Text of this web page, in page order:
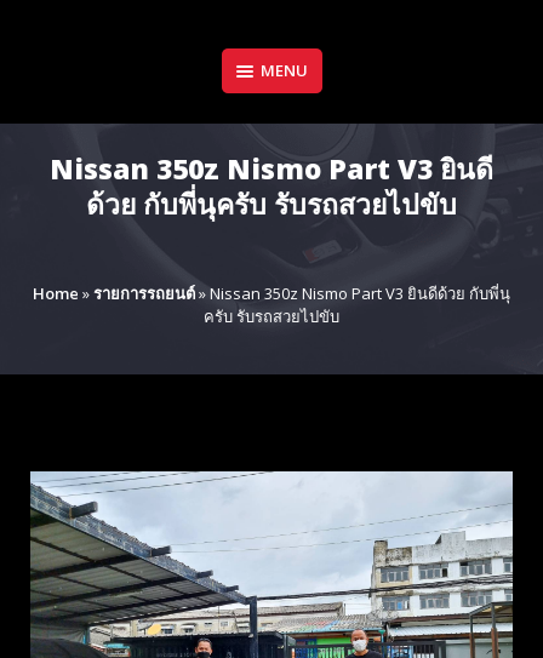
MENU
Nissan 350z Nismo Part V3 ยินดี
ด้วย กับพี่นุครับ รับรถสวยไปขับ
Home »รายการรถยนต์»Nissan 350z Nismo Part V3 ยินดีด้วย กับพี่นุ
ครับ รับรถสวยไปขับ